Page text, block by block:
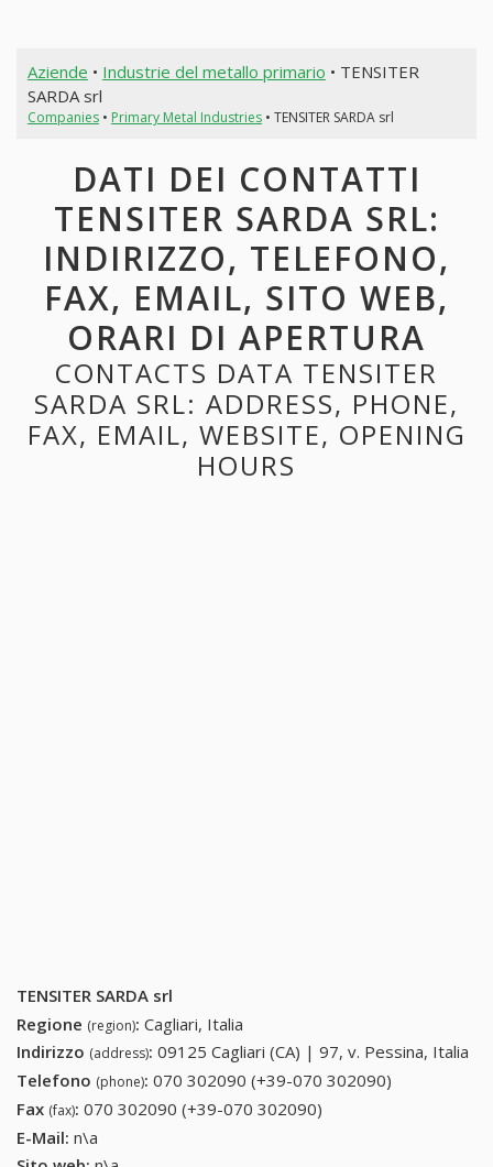
Aziende • Industrie del metallo primario • TENSITER
SARDA srl
Companies• Primary Metal Industries• TENSITER SARDA srl
DATI DEI CONTATTI
TENSITER SARDA SRL:
INDIRIZZO, TELEFONO,
FAX, EMAIL, SITO WEB,
ORARI DI APERTURA
CONTACTS DATA TENSITER
SARDA SRL: ADDRESS, PHONE,
FAX, EMAIL, WEBSITE, OPENING
HOURS
TENSITER SARDA srl
Regione (region): Cagliari, Italia
Indirizzo (address): 09125 Cagliari (CA) | 97, v. Pessina, Italia
Telefono (phone): 070 302090 (+39-070 302090)
Fax (fax): 070 302090 (+39-070 302090)
E-Mail: n\a